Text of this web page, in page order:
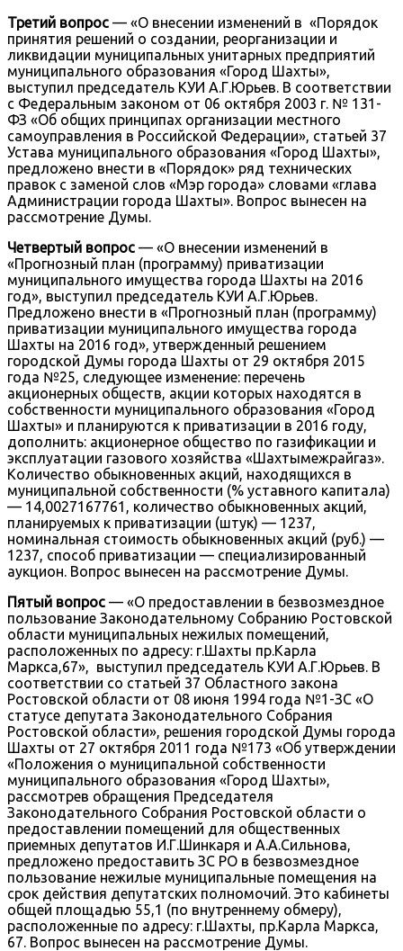
Третий вопрос — «О внесении изменений в «Порядок
принятия решений о создании, реорганизации и
ликвидации муниципальных унитарных предприятий
муниципального образования «Город Шахты»,
выступил председатель КУИ А.Г.Юрьев. В соответствии
с Федеральным законом от 06 октября 2003 г. № 131-
ФЗ «Об общих принципах организации местного
самоуправления в Российской Федерации», статьей 37
Устава муниципального образования «Город Шахты»,
предложено внести в «Порядок» ряд технических
правок с заменой слов «Мэр города» словами «глава
Администрации города Шахты». Вопрос вынесен на
рассмотрение Думы.
Четвертый вопрос — «О внесении изменений в
«Прогнозный план (программу) приватизации
муниципального имущества города Шахты на 2016
год», выступил председатель КУИ А.Г.Юрьев.
Предложено внести в «Прогнозный план (программу)
приватизации муниципального имущества города
Шахты на 2016 год», утвержденный решением
городской Думы города Шахты от 29 октября 2015
года №25, следующее изменение: перечень
акционерных обществ, акции которых находятся в
собственности муниципального образования «Город
Шахты» и планируются к приватизации в 2016 году,
дополнить: акционерное общество по газификации и
эксплуатации газового хозяйства «Шахтымежрайгаз».
Количество обыкновенных акций, находящихся в
муниципальной собственности (% уставного капитала)
— 14,0027167761, количество обыкновенных акций,
планируемых к приватизации (штук) — 1237,
номинальная стоимость обыкновенных акций (руб.) —
1237, способ приватизации — специализированный
аукцион. Вопрос вынесен на рассмотрение Думы.
Пятый вопрос — «О предоставлении в безвозмездное
пользование Законодательному Собранию Ростовской
области муниципальных нежилых помещений,
расположенных по адресу: г.Шахты пр.Карла
Маркса,67», выступил председатель КУИ А.Г.Юрьев. В
соответствии со статьей 37 Областного закона
Ростовской области от 08 июня 1994 года №1-ЗС «О
статусе депутата Законодательного Собрания
Ростовской области», решения городской Думы города
Шахты от 27 октября 2011 года №173 «Об утверждении
«Положения о муниципальной собственности
муниципального образования «Город Шахты»,
рассмотрев обращения Председателя
Законодательного Собрания Ростовской области о
предоставлении помещений для общественных
приемных депутатов И.Г.Шинкаря и А.А.Сильнова,
предложено предоставить ЗС РО в безвозмездное
пользование нежилые муниципальные помещения на
срок действия депутатских полномочий. Это кабинеты
общей площадью 55,1 (по внутреннему обмеру),
расположенные по адресу: г.Шахты, пр.Карла Маркса,
67. Вопрос вынесен на рассмотрение Думы.